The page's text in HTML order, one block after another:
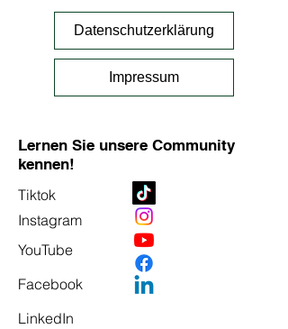
Datenschutzerklärung
Impressum
Lernen Sie unsere Community
kennen!
Tiktok
Instagram
YouTube
Facebook
LinkedIn